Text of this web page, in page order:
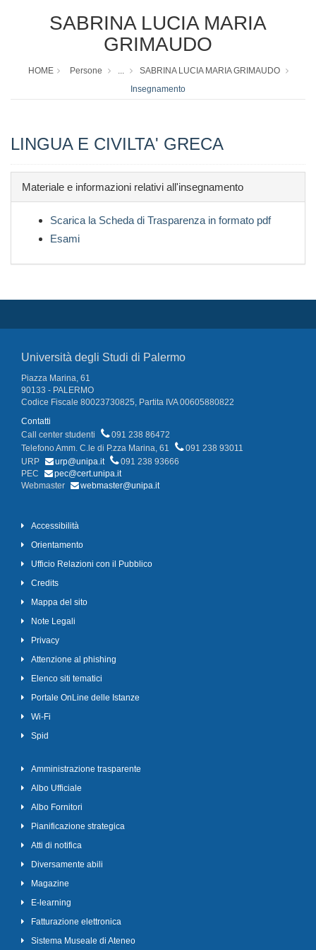
SABRINA LUCIA MARIA
GRIMAUDO
HOME Persone ...
SABRINA LUCIA MARIA GRIMAUDO
Insegnamento
LINGUA E CIVILTA' GRECA
Materiale e informazioni relativi all'insegnamento
Scarica la Scheda di Trasparenza in formato pdf
Esami
Università degli Studi di Palermo
Piazza Marina, 61
90133 - PALERMO
Codice Fiscale 80023730825, Partita IVA 00605880822
Contatti
Call center studenti
091 238 86472
Telefono Amm. C.le di P.zza Marina, 61
091 238 93011
URP
urp@unipa.it
091 238 93666
PEC
pec@cert.unipa.it
Webmaster
webmaster@unipa.it
Accessibilità
Orientamento
Ufficio Relazioni con il Pubblico
Credits
Mappa del sito
Note Legali
Privacy
Attenzione al phishing
Elenco siti tematici
Portale OnLine delle Istanze
Wi-Fi
Spid
Amministrazione trasparente
Albo Ufficiale
Albo Fornitori
Pianificazione strategica
Atti di notifica
Diversamente abili
Magazine
E-learning
Fatturazione elettronica
Sistema Museale di Ateneo